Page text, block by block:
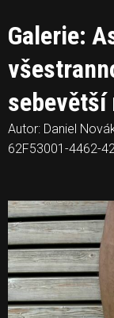
Galerie:
Autor: Daniel
62F53001-4462-